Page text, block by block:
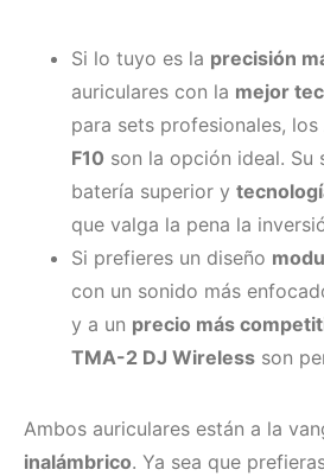
Si lo tuyo es la precisión
auriculares con la mejor
para sets profesionales, los
F10 son la opción ideal. Su
batería superior y
que valga la pena la
Si prefieres un diseño
con un sonido más
y a un precio más
TMA-2 DJ Wireless son
Ambos auriculares están a la
inalámbrico. Ya sea que